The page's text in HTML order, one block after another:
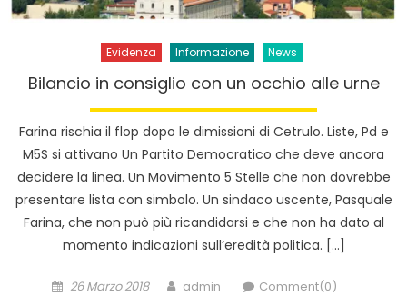
Evidenza Informazione News
Bilancio in consiglio con un occhio alle urne
Farina rischia il flop dopo le dimissioni di Cetrulo. Liste, Pd e
M5S si attivano Un Partito Democratico che deve ancora
decidere la linea. Un Movimento 5 Stelle che non dovrebbe
presentare lista con simbolo. Un sindaco uscente, Pasquale
Farina, che non può più ricandidarsi e che non ha dato al
momento indicazioni sull’eredità politica. […]
Posted
26 Marzo 2018 Author
admin Comment(0)